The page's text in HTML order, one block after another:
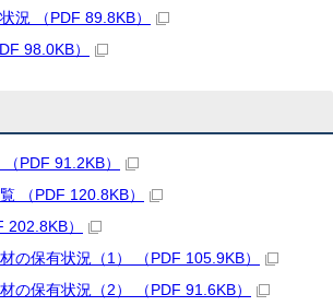
況 （PDF 89.8KB）
98.0KB）
PDF 91.2KB）
（PDF 120.8KB）
）
の保有状況（1） （PDF 105.9KB）
の保有状況（2） （PDF 91.6KB）